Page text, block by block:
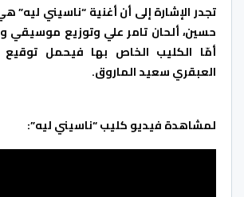
تجدر الإشارة إلى أن أغنية “ناسيني ليه”
حسين، ألحان تامر علي وتوزيع موسيقي
أمّا الكليب الخاص بها فيحمل توقيع
العبقري سعيد الماروق.
لمشاهدة فيديو كليب “ناسيني ليه”: